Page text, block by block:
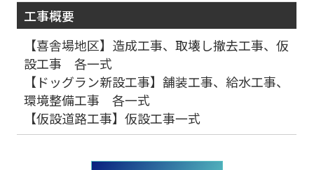
工事概要
【喜舎場地区】造成工事、取壊し撤去工事、仮
設工事 各一式
【ドッグラン新設工事】舗装工事、給水工事、
環境整備工事 各一式
【仮設道路工事】仮設工事一式